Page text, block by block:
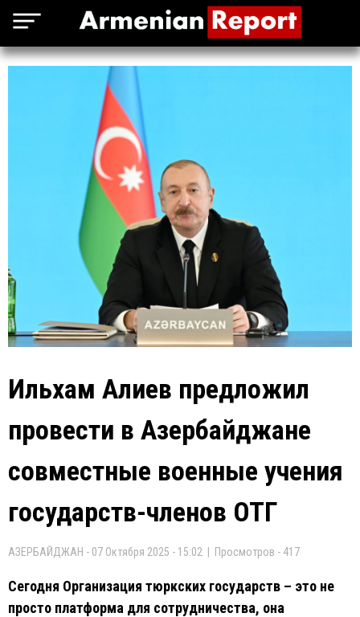
Ильхам Алиев предложил
провести в Азербайджане
совместные военные учения
государств-членов ОТГ
АЗЕРБАЙДЖАН - 07 Октября 2025 - 15:02 | Просмотров - 417
Сегодня Организация тюркских государств – это не
просто платформа для сотрудничества, она